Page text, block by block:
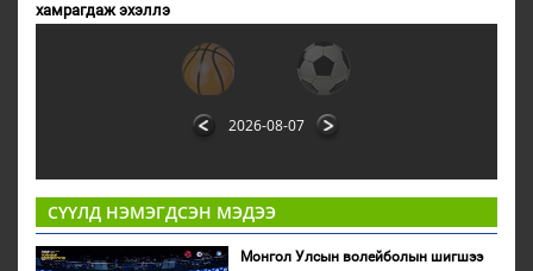
хамрагдаж эхэллэ
2026-08-07
СҮҮЛД НЭМЭГДСЭН МЭДЭЭ
Монгол Улсын волейболын шигшээ